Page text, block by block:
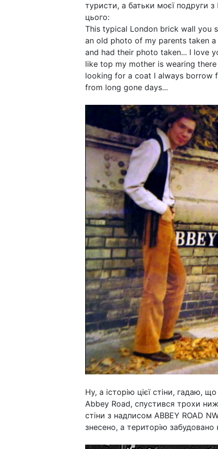
туристи, а батьки моєї подруги
цього:
This typical London brick wall you
an old photo of my parents taken
and had their photo taken... I love
like top my mother is wearing
looking for a coat I always borrow
from long gone days...
Ну, а історію цієї стіни, гадаю,
Abbey Road, спустився трохи
стіни з надписом ABBEY ROAD
знесено, а територію